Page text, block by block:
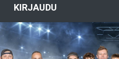
KIRJAUDU